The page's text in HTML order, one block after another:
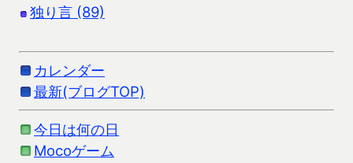
独り言 (89)
カレンダー
最新(ブログTOP)
今日は何の日
Mocoゲーム